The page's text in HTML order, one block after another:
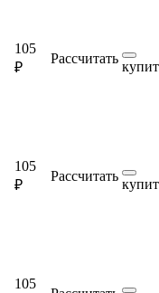
105
₽
Рассчитать
105
₽
Рассчитать
105